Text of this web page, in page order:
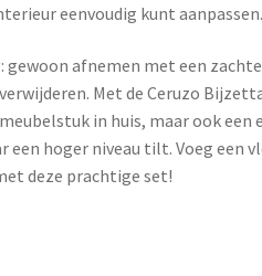
eenvoudig kunt aanpassen.
gewoon afnemen met een
Met de Ceruzo
in huis, maar ook een
een hoger niveau tilt. Voeg een
deze prachtige set!